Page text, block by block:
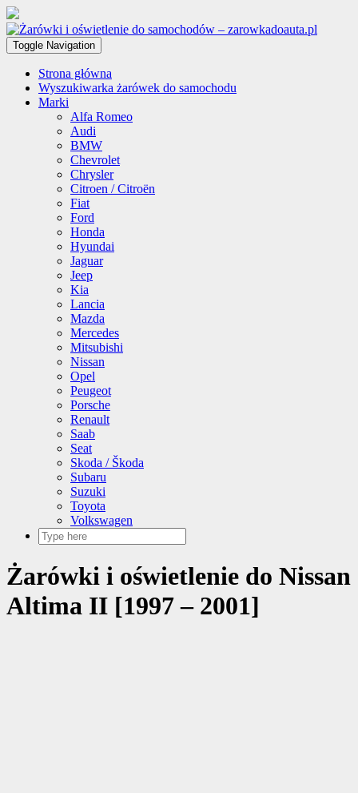
Toggle Navigation
Strona główna
Wyszukiwarka żarówek do samochodu
Marki
Alfa Romeo
Audi
BMW
Chevrolet
Chrysler
Citroen / Citroën
Fiat
Ford
Honda
Hyundai
Jaguar
Jeep
Kia
Lancia
Mazda
Mercedes
Mitsubishi
Nissan
Opel
Peugeot
Porsche
Renault
Saab
Seat
Skoda / Škoda
Subaru
Suzuki
Toyota
Volkswagen
Żarówki i oświetlenie do Nissan
Altima II [1997 – 2001]